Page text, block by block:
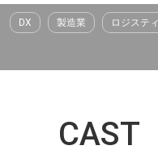
へ
ス
DX 製造業 ロジステ
CAST